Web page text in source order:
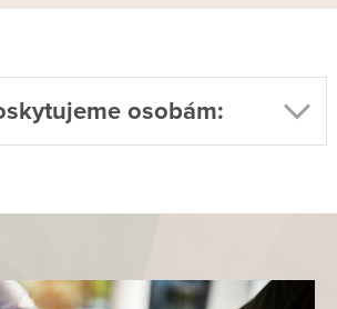
osobám: